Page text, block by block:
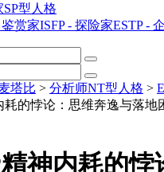
型人格
鉴赏家ISFP - 探险家ESTP -
塔比 > 分析师NT型人格 >
耗的悖论：思维奔逸与落地
神内耗的悖